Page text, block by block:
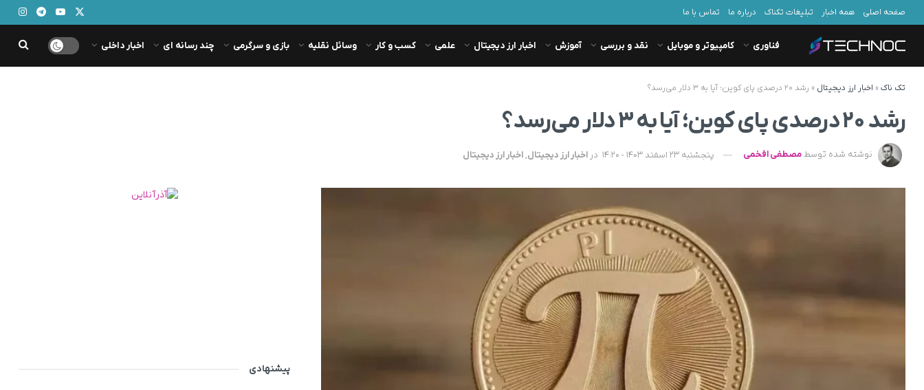
صفحه اصلی همه اخبار تبلیغات تکناک درباره ما تماس با ما
فناوری کامپیوتر و موبایل نقد و بررسی آموزش اخبار ارز دیجیتال علمی کسب و کار وسائل نقلیه بازی و سرگرمی چند رسانه ای اخبار داخلی
تک ناک» اخبار ارز دیجیتال » رشد ۲۰ درصدی پای کوین؛ آیا به ۳ دلار می‌رسد؟
رشد ۲۰ درصدی پای کوین؛ آیا به ۳ دلار می‌رسد؟
نوشته شده توسط مصطفی افخمی پنجشنبه 23 اسفند 1403 - 14:20 در اخبار ارز دیجیتال,اخبار ارز دیجیتال
پیشنهادی